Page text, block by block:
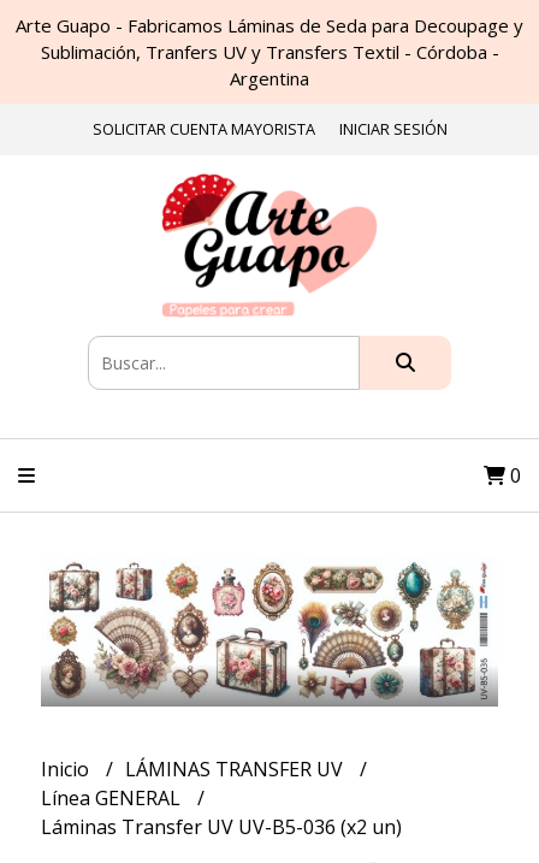
Arte Guapo - Fabricamos Láminas de Seda para Decoupage y
Sublimación, Tranfers UV y Transfers Textil - Córdoba -
Argentina
SOLICITAR CUENTA MAYORISTA INICIAR SESIÓN
0
Inicio
LÁMINAS TRANSFER UV
Línea GENERAL
Láminas Transfer UV UV-B5-036 (x2 un)